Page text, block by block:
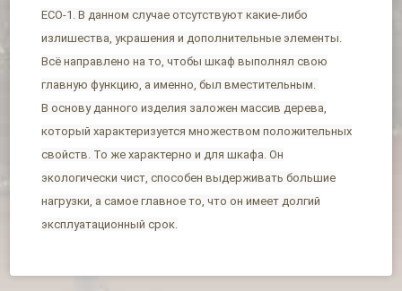
ЕСО-1. В данном случае отсутствуют какие-либо
излишества, украшения и дополнительные элементы.
Всё направлено на то, чтобы шкаф выполнял свою
главную функцию, а именно, был вместительным.
В основу данного изделия заложен массив дерева,
который характеризуется множеством положительных
свойств. То же характерно и для шкафа. Он
экологически чист, способен выдерживать большие
нагрузки, а самое главное то, что он имеет долгий
эксплуатационный срок.